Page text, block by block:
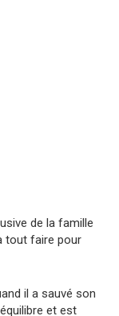
de la famille
tout faire pour
il a sauvé son
et est